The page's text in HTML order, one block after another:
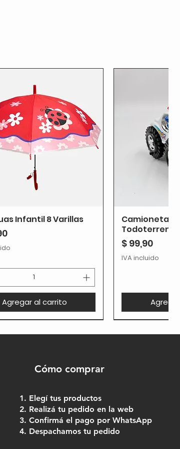
Infantil 8 Varillas
Agregar al carrito
Camioneta
Todoterreno
Precio
$ 99,90
IVA incluido
Cómo comprar
Elegí tus productos
Realizá tu pedido en la web
Confirmá el pago por WhatsApp
Despachamos tu pedido